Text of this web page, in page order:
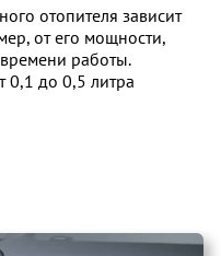
отопителя зависит
от его мощности,
работы.
0,1 до 0,5 литра